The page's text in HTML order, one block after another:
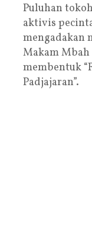
Puluhan
aktivis
mengadakan
Makam
membentuk
Padjajaran”.